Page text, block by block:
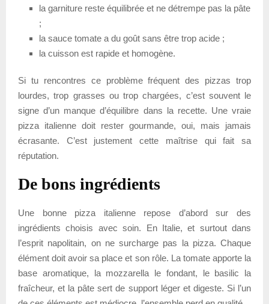
la garniture reste équilibrée et ne détrempe pas la pâte
;
la sauce tomate a du goût sans être trop acide ;
la cuisson est rapide et homogène.
Si tu rencontres ce problème fréquent des pizzas trop
lourdes, trop grasses ou trop chargées, c’est souvent le
signe d’un manque d’équilibre dans la recette. Une vraie
pizza italienne doit rester gourmande, oui, mais jamais
écrasante. C’est justement cette maîtrise qui fait sa
réputation.
De bons ingrédients
Une bonne pizza italienne repose d’abord sur des
ingrédients choisis avec soin. En Italie, et surtout dans
l’esprit napolitain, on ne surcharge pas la pizza. Chaque
élément doit avoir sa place et son rôle. La tomate apporte la
base aromatique, la mozzarella le fondant, le basilic la
fraîcheur, et la pâte sert de support léger et digeste. Si l’un